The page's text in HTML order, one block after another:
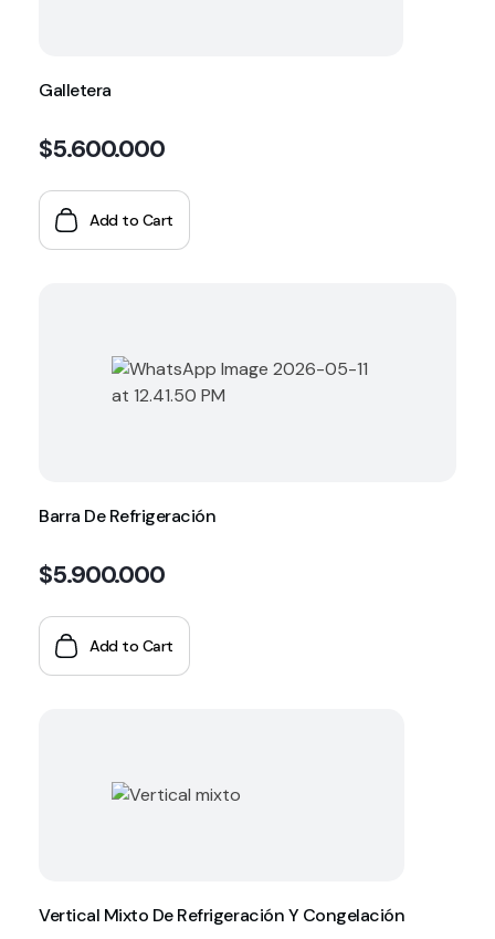
Galletera
$5.600.000
Add to Cart
Barra De Refrigeración
$5.900.000
Add to Cart
Vertical Mixto De Refrigeración Y Congelación